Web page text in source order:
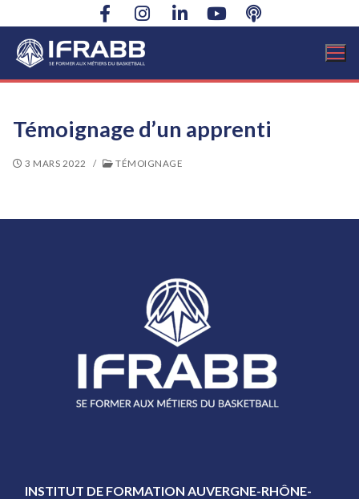
au
contenu
Témoignage d’un apprenti
3 MARS 2022 / TÉMOIGNAGE
INSTITUT DE FORMATION AUVERGNE-RHÔNE-